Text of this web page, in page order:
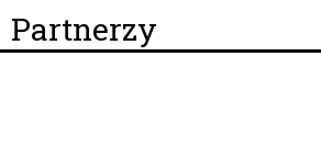
Partnerzy